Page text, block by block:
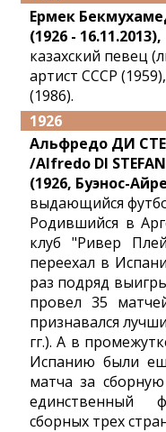
Ермек
(1926 - 16.11.2013),
казахский певец
артист СССР
(1986).
1926
Альфредо ДИ
/Alfredo DI
(1926, Буэнос-
выдающийся
Родившийся в
клуб "Ривер
переехал в
раз подряд
провел 35
признавался
гг.). А в
Испанию были
матча за
единственный
сборных трех